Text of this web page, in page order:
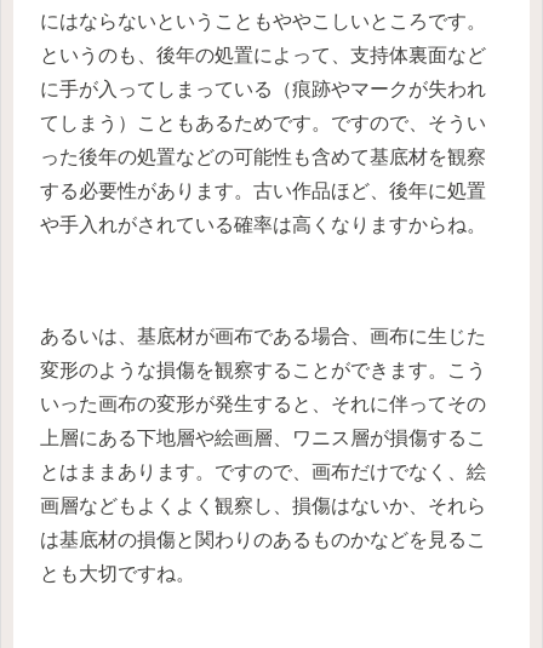
にはならないということもややこしいところです。
というのも、後年の処置によって、支持体裏面など
に手が入ってしまっている（痕跡やマークが失われ
てしまう）こともあるためです。ですので、そうい
った後年の処置などの可能性も含めて基底材を観察
する必要性があります。古い作品ほど、後年に処置
や手入れがされている確率は高くなりますからね。
あるいは、基底材が画布である場合、画布に生じた
変形のような損傷を観察することができます。こう
いった画布の変形が発生すると、それに伴ってその
上層にある下地層や絵画層、ワニス層が損傷するこ
とはままあります。ですので、画布だけでなく、絵
画層などもよくよく観察し、損傷はないか、それら
は基底材の損傷と関わりのあるものかなどを見るこ
とも大切ですね。